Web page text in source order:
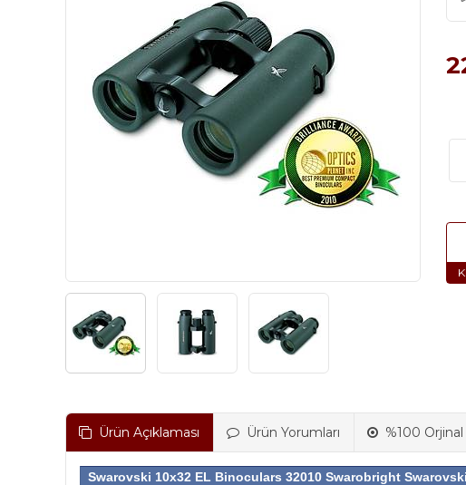
Ürün Açıklaması Ürün Yorumları %100
Swarovski 10x32 EL Binoculars 32010 Swarobright